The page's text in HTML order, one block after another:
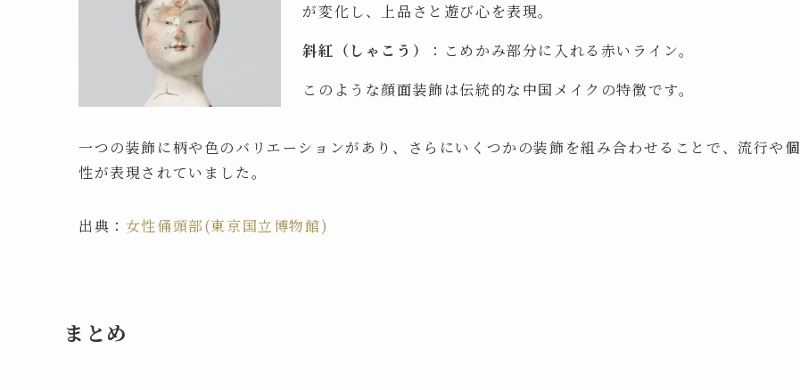
が変化し、上品さと遊び心を表現。
斜紅（しゃこう）
：こめかみ部分に入れる赤いライン。
このような顔面装飾は伝統的な中国メイクの特徴です。
一つの装飾に柄や色のバリエーションがあり、さらにいくつかの装飾を組み合わせることで、流行や個
性が表現されていました。
出典： 女性俑頭部(東京国立博物館)
まとめ